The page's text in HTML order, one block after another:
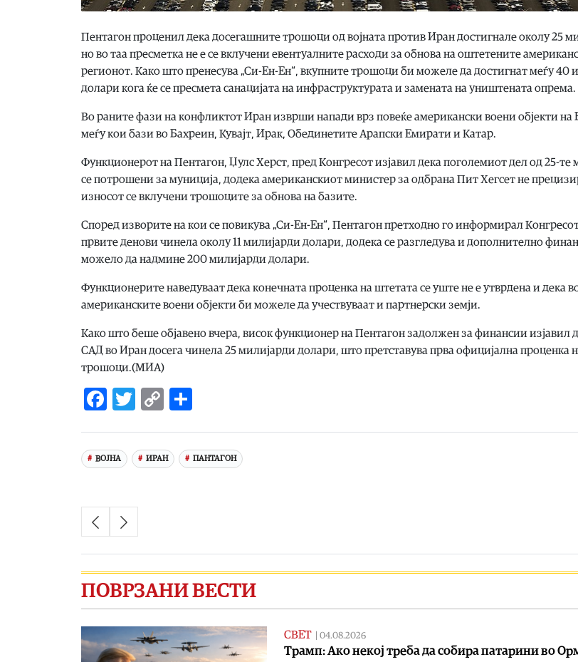
Пентагон проценил дека досегашните трошоци од војната против Иран достигнале околу 25
но во таа пресметка не е се вклучени евентуалните расходи за обнова на оштетените
регионот. Како што пренесува „Си-Ен-Ен“, вкупните трошоци би можеле да достигнат меѓу 40
долари кога ќе се пресмета санацијата на инфраструктурата и замената на уништената опрема.
Во раните фази на конфликтот Иран изврши напади врз повеќе американски воени објекти на
меѓу кои бази во Бахреин, Кувајт, Ирак, Обединетите Арапски Емирати и Катар.
Функционерот на Пентагон, Џулс Херст, пред Конгресот изјавил дека поголемиот дел од 25-те
се потрошени за муниција, додека американскиот министер за одбрана Пит Хегсет не
износот се вклучени трошоците за обнова на базите.
Според изворите на кои се повикува „Си-Ен-Ен“, Пентагон претходно го информирал Конгресот
првите денови чинела околу 11 милијарди долари, додека се разгледува и дополнително
можело да надмине 200 милијарди долари.
Функционерите наведуваат дека конечната проценка на штетата се уште не е утврдена и дека
американските воени објекти би можеле да учествуваат и партнерски земји.
Како што беше објавено вчера, висок функционер на Пентагон задолжен за финансии изјавил
САД во Иран досега чинела 25 милијарди долари, што претставува прва официјална проценка
трошоци.(МИА)
Facebook
Twitter
Copy
ВОЈНА ИРАН ПАНТАГОН
ПОВРЗАНИ ВЕСТИ
СВЕТ | 04.08.2026
Tрамп: Ако некој треба да собира патарини во